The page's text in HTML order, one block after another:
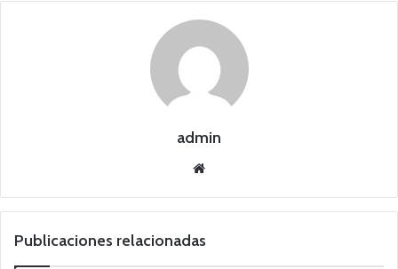
admin
we
Publicaciones relacionadas